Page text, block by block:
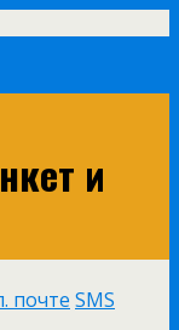
и
почте SMS